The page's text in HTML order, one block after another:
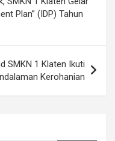
Plan” (IDP) Tahun
SMKN 1 Klaten Ikuti
Kerohanian